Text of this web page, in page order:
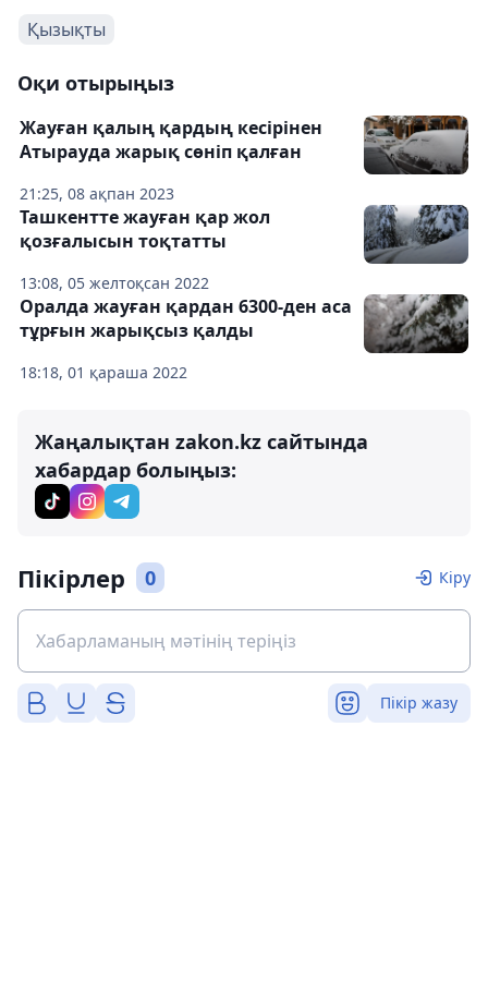
Қызықты
Оқи отырыңыз
21:25, 08 ақпан 2023
Жауған қалың қардың кесірінен
Атырауда жарық сөніп қалған
13:08, 05 желтоқсан 2022
Ташкентте жауған қар жол
қозғалысын тоқтатты
18:18, 01 қараша 2022
Оралда жауған қардан 6300-ден аса
тұрғын жарықсыз қалды
Жаңалықтан zakon.kz сайтында
хабардар болыңыз:
Пікірлер 0 Кіру
Пікір жазу